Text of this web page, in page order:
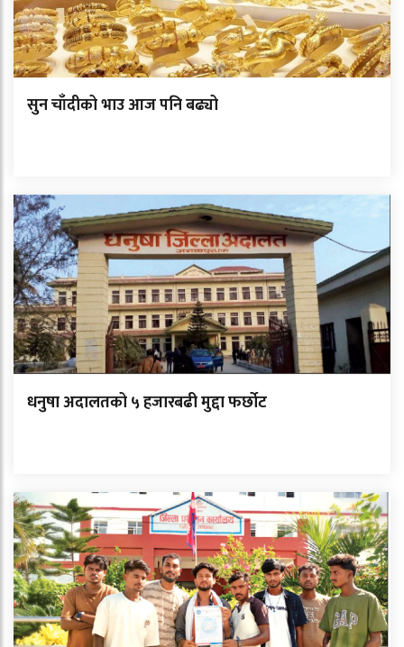
सुन चाँदीको भाउ आज पनि बढ्यो
धनुषा अदालतको ५ हजारबढी मुद्दा फर्छोट